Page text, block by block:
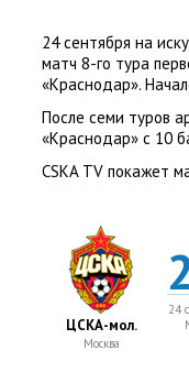
24 сентября на
матч 8-го тура
«Краснодар».
После семи туров
«Краснодар» с 10
CSKA TV покажет
ЦСКА-мол.
Москва
24